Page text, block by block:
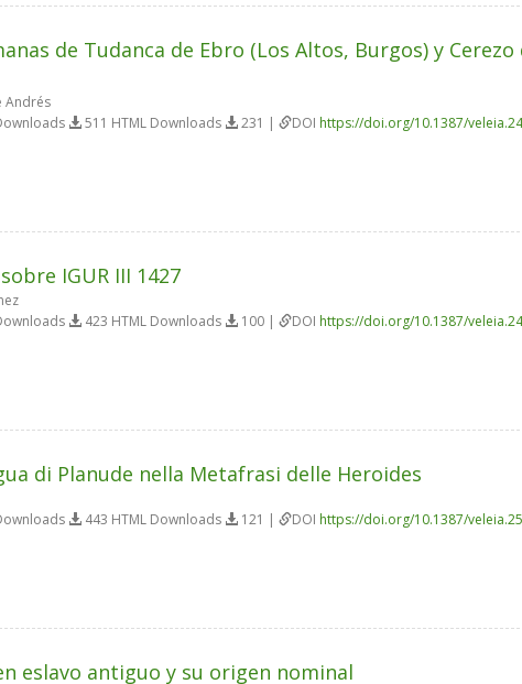
de Tudanca de Ebro (Los Altos, Burgos) y
Andrés
511 HTML Downloads 231 | DOI https://doi.org/10.1387/
IGUR III 1427
423 HTML Downloads 100 | DOI https://doi.org/10.1387/
di Planude nella Metafrasi delle Heroides
443 HTML Downloads 121 | DOI https://doi.org/10.1387/
eslavo antiguo y su origen nominal